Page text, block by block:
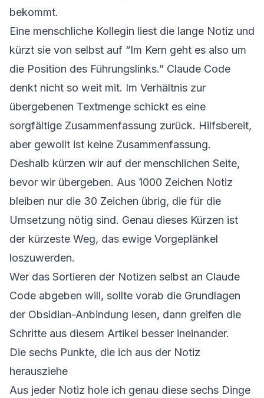
bekommt.
Eine menschliche Kollegin liest die lange Notiz und
kürzt sie von selbst auf “Im Kern geht es also um
die Position des Führungslinks.” Claude Code
denkt nicht so weit mit. Im Verhältnis zur
übergebenen Textmenge schickt es eine
sorgfältige Zusammenfassung zurück. Hilfsbereit,
aber gewollt ist keine Zusammenfassung.
Deshalb kürzen wir auf der menschlichen Seite,
bevor wir übergeben. Aus 1000 Zeichen Notiz
bleiben nur die 30 Zeichen übrig, die für die
Umsetzung nötig sind. Genau dieses Kürzen ist
der kürzeste Weg, das ewige Vorgeplänkel
loszuwerden.
Wer das Sortieren der Notizen selbst an Claude
Code abgeben will, sollte vorab die Grundlagen
der Obsidian-Anbindung lesen, dann greifen die
Schritte aus diesem Artikel besser ineinander.
Die sechs Punkte, die ich aus der Notiz
herausziehe
Aus jeder Notiz hole ich genau diese sechs Dinge